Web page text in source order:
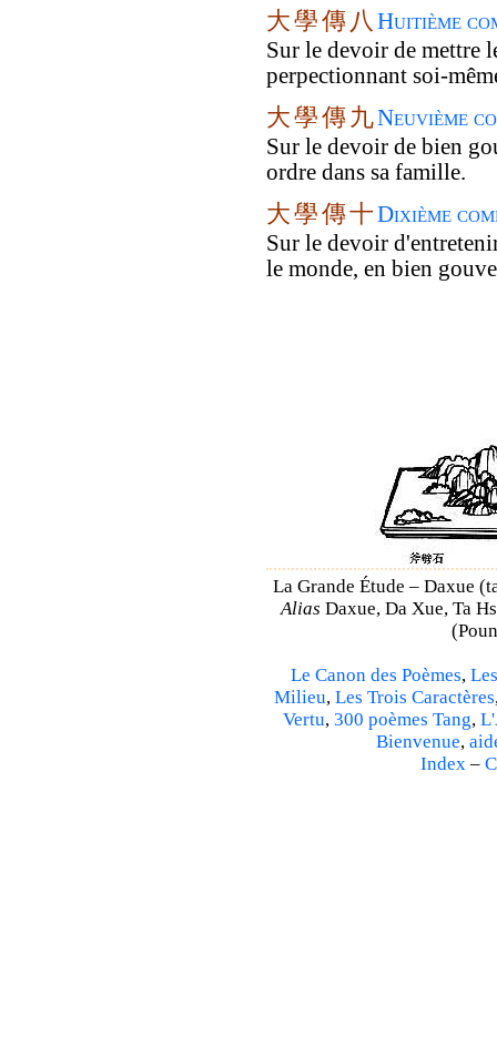
大學傳 八 Huitième
Sur le devoir de mettre
perpectionnant soi-
大學傳 九Neuvième
Sur le devoir de bien
ordre dans sa famille.
大學傳十Dixième
Sur le devoir
le monde, en bien
La Grande Étude – Daxue
Alias Daxue, Da Xue, Ta
Le Canon des Poèmes,
Milieu, Les Trois Caractères
Vertu, 300 poèmes Tang,
Bienvenue,
Index–